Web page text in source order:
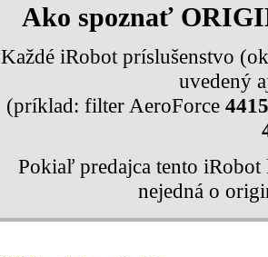
Ako spoznať
Každé iRobot príslušenstvo
uvedený
(príklad: filter AeroForce
Pokiaľ predajca tento
nejedná o